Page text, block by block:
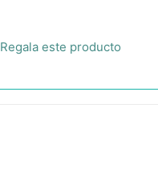
Regala este producto